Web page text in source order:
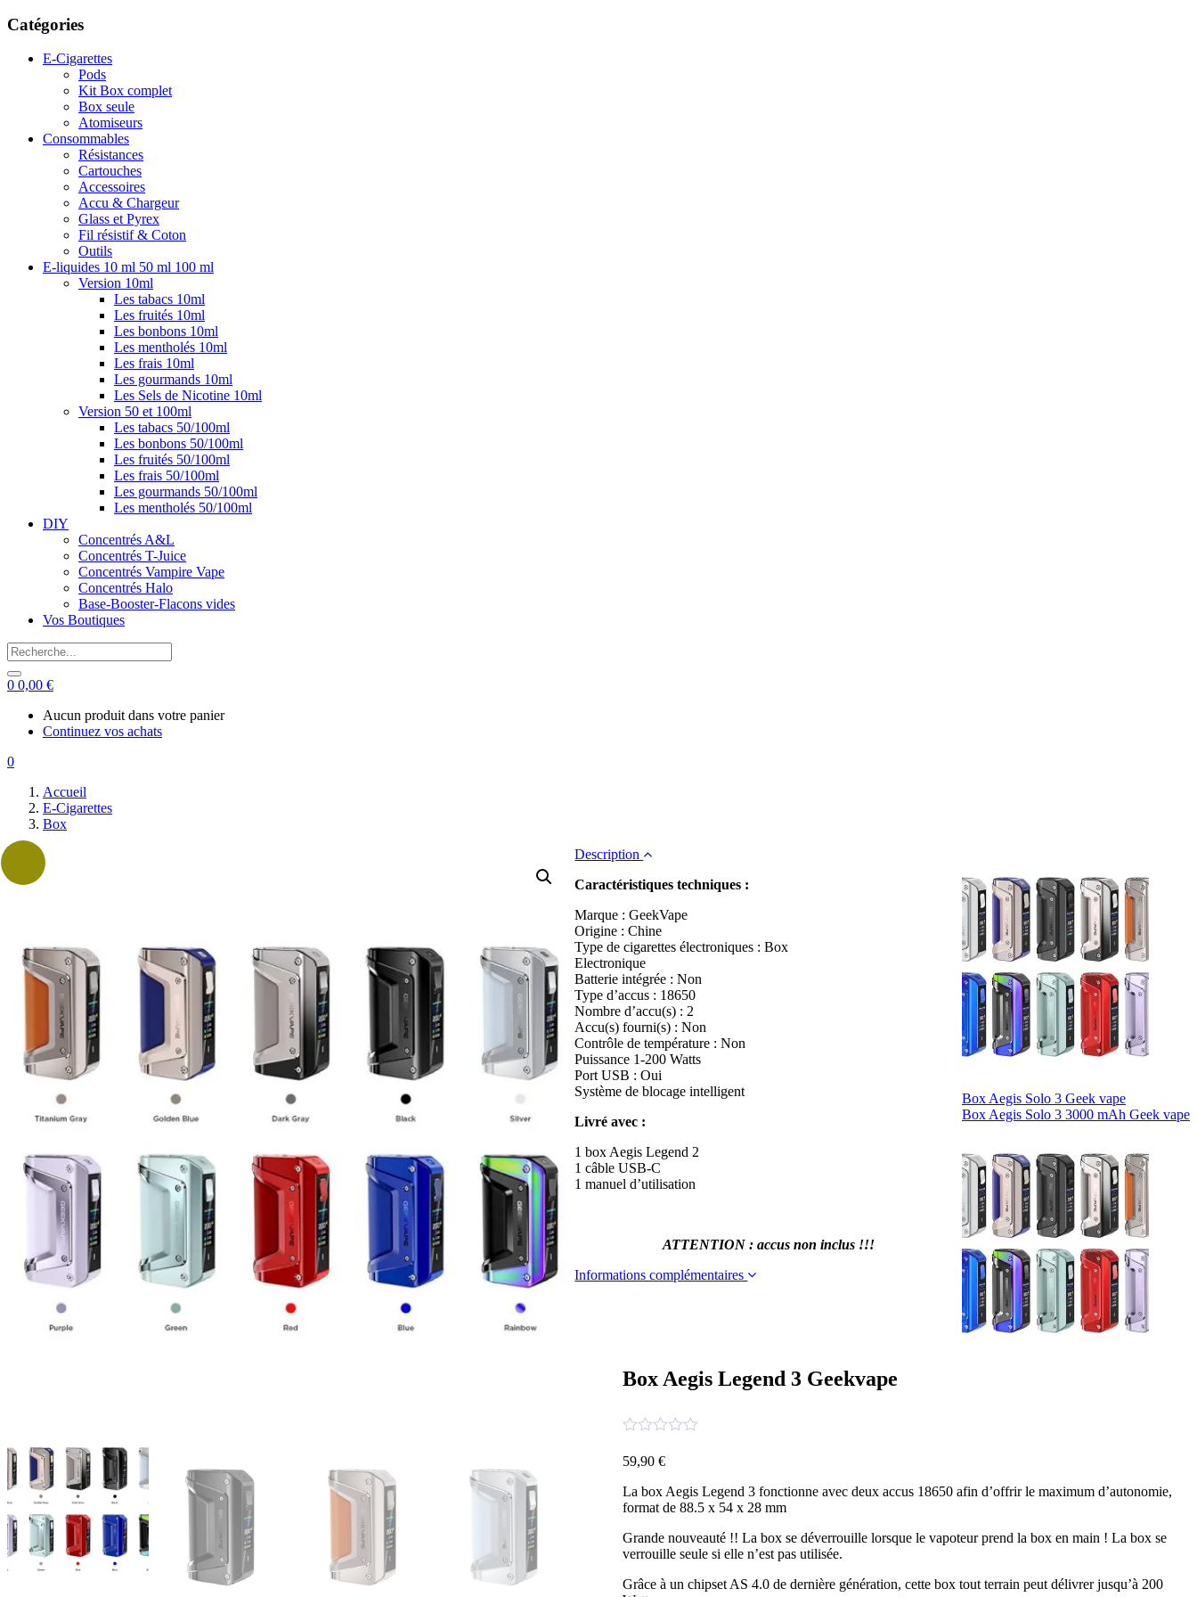
Catégories
E-Cigarettes
Pods
Kit Box complet
Box seule
Atomiseurs
Consommables
Résistances
Cartouches
Accessoires
Accu & Chargeur
Glass et Pyrex
Fil résistif & Coton
Outils
E-liquides 10 ml 50 ml 100 ml
Version 10ml
Les tabacs 10ml
Les fruités 10ml
Les bonbons 10ml
Les mentholés 10ml
Les frais 10ml
Les gourmands 10ml
Les Sels de Nicotine 10ml
Version 50 et 100ml
Les tabacs 50/100ml
Les bonbons 50/100ml
Les fruités 50/100ml
Les frais 50/100ml
Les gourmands 50/100ml
Les mentholés 50/100ml
DIY
Concentrés A&L
Concentrés T-Juice
Concentrés Vampire Vape
Concentrés Halo
Base-Booster-Flacons vides
Vos Boutiques
0 0,00 €
Aucun produit dans votre panier
Continuez vos achats
0
Accueil
E-Cigarettes
Box
Box Aegis Solo 3 Geek vape
Box Aegis Solo 3 3000 mAh Geek vape
Box Aegis Legend 3 Geekvape
59,90 €
La box Aegis Legend 3 fonctionne avec deux accus 18650 afin d’offrir le maximum d’autonomie,
format de 88.5 x 54 x 28 mm
Grande nouveauté !! La box se déverrouille lorsque le vapoteur prend la box en main ! La box se
verrouille seule si elle n’est pas utilisée.
Grâce à un chipset AS 4.0 de dernière génération, cette box tout terrain peut délivrer jusqu’à 200
Description
Caractéristiques techniques :
Marque : GeekVape
Origine : Chine
Type de cigarettes électroniques : Box
Electronique
Batterie intégrée : Non
Type d’accus : 18650
Nombre d’accu(s) : 2
Accu(s) fourni(s) : Non
Contrôle de température : Non
Puissance 1-200 Watts
Port USB : Oui
Système de blocage intelligent
Livré avec :
1 box Aegis Legend 2
1 câble USB-C
1 manuel d’utilisation
ATTENTION : accus non inclus !!!
Informations complémentaires